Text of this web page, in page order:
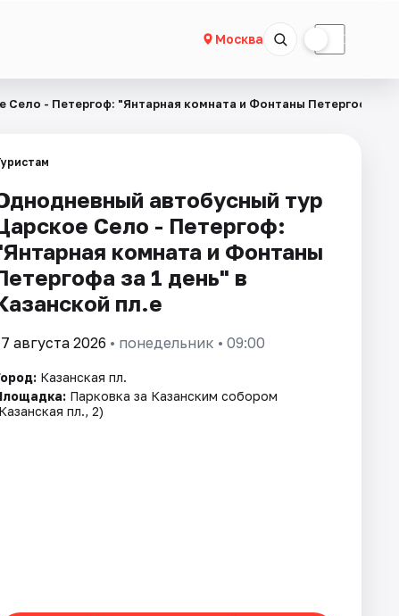
Москва ☾
Село - Петергоф: "Янтарная комната и Фонтаны Петергофа за
автобусный тур
Село - Петергоф:
комната и Фонтаны
за 1 день" в
пл.е
августа 2026 • понедельник • 09:00
Казанская пл.
Парковка за Казанским собором
пл., 2)